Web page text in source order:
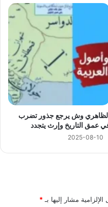
وش يرجع جذور تضرب
عمق التاريخ وإرث يتجدد
2025-08-10
الإلزامية مشار إليها بـ *